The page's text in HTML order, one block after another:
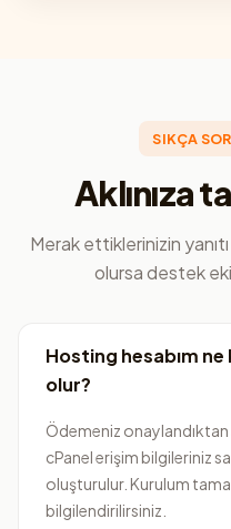
SIKÇA
Aklınıza
Merak ettiklerinizin
olursa destek
Hosting hesabım
olur?
Ödemeniz onaylandıktan
cPanel erişim bilgileriniz
oluşturulur. Kurulum
bilgilendirilirsiniz.